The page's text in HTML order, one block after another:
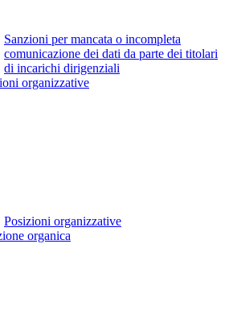
Sanzioni per mancata o incompleta
comunicazione dei dati da parte dei titolari
di incarichi dirigenziali
organizzative
Posizioni organizzative
organica